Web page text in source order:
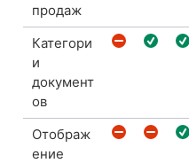
продаж
Категори
и
документ
ов
Отображ
ение